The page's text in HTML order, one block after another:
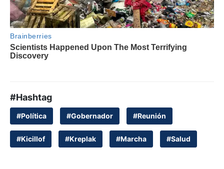
#Hashtag
#Política #Gobernador #Reunión
#Kicillof #Kreplak #Marcha #Salud